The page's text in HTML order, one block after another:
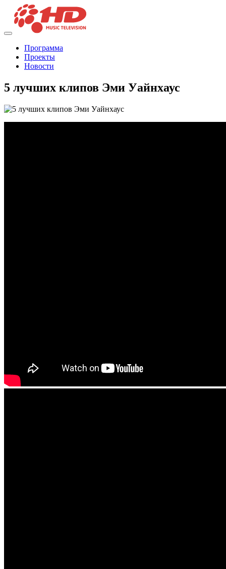
Программа
Проекты
Новости
5 лучших клипов Эми Уайнхаус